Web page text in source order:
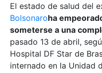
El estado de salud del
Bolsonaroha
someterse a una
pasado 13 de abril,
Hospital DF Star de
internado en la Unidad